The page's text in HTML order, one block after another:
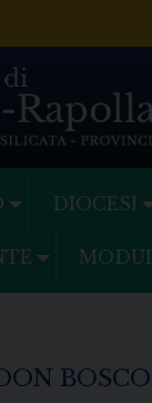
DIOCESI